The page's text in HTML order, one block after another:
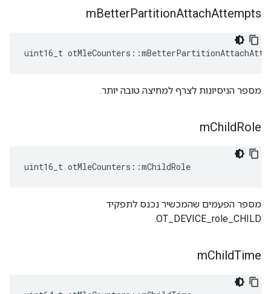
mBetterPartitionAttachAttempts
uint16_t otMleCounters ::
מספר הניסיונות לצרף למחיצה טובה יותר.
mChildRole
uint16_t otMleCounters ::mChildRole
מספר הפעמים שהמכשיר נכנס לתפקיד
OT_DEVICE_role_CHILD.
mChildTime